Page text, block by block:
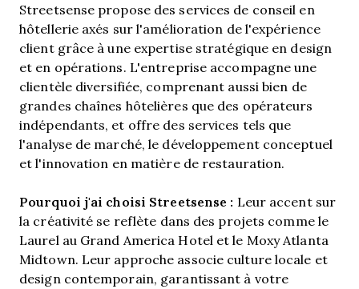
Streetsense propose des services de conseil en
hôtellerie axés sur l'amélioration de l'expérience
client grâce à une expertise stratégique en design
et en opérations. L'entreprise accompagne une
clientèle diversifiée, comprenant aussi bien de
grandes chaînes hôtelières que des opérateurs
indépendants, et offre des services tels que
l'analyse de marché, le développement conceptuel
et l'innovation en matière de restauration.
Pourquoi j'ai choisi Streetsense : Leur accent sur
la créativité se reflète dans des projets comme le
Laurel au Grand America Hotel et le Moxy Atlanta
Midtown. Leur approche associe culture locale et
design contemporain, garantissant à votre